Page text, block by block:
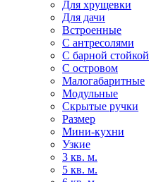
Для хрущевки
Для дачи
Встроенные
С антресолями
С барной стойкой
С островом
Малогабаритные
Модульные
Скрытые ручки
Размер
Мини-кухни
Узкие
3 кв. м.
5 кв. м.